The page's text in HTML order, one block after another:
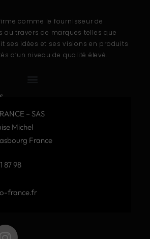
comme le fournisseur de
au travers de marques telles que
ses idées et ses visions en produits
d’un niveau de qualité élevé.
– SAS
Michel
France
87 98
france.fr